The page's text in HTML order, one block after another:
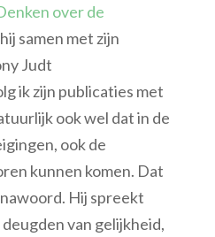
over de
samen met zijn
Judt
ik zijn publicaties met
ook wel dat in de
ook de
kunnen komen. Dat
Hij spreekt
van gelijkheid,